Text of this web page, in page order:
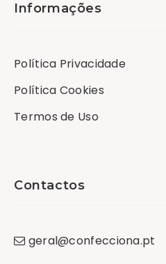
Informações
Política Privacidade
Política Cookies
Termos de Uso
Contactos
geral@confecciona.pt